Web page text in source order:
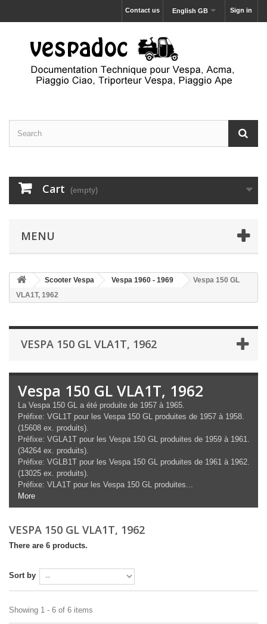
Sign in
English GB
Contact us
Cart (empty)
MENU
Scooter Vespa Vespa 1960 - 1969
Vespa 150 GL
VLA1T, 1962
VESPA 150 GL VLA1T, 1962
Vespa 150 GL VLA1T, 1962
La Vespa 150 GL a été produite de 1957 à 1965.
Préfixe: VGL1T pour les Vespa 150 GL produites de 1957 à 1958.
(15608 ex. produits).
Préfixe: VGLA1T pour les Vespa 150 GL produites de 1959 à 1961.
(34264 ex. produits).
Préfixe: VGLB1T pour les Vespa 150 GL produites de 1961 à 1962.
(13025 ex. produits).
Préfixe: VLA1T pour les Vespa 150 GL produites...
More
VESPA 150 GL VLA1T, 1962
There are 6 products.
Sort by
Showing 1 - 6 of 6 items